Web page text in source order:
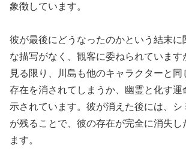
象徴しています。
彼が最後にどうなったのかという結末に
な描写がなく、観客に委ねられています
見る限り、川島も他のキャラクターと同
存在を消されてしまうか、幽霊と化す運
示されています。彼が消えた後には、シ
が残ることで、彼の存在が完全に消失し
ます。